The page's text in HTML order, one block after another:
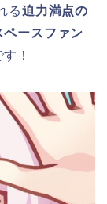
る迫力満点の
ペースファン
！